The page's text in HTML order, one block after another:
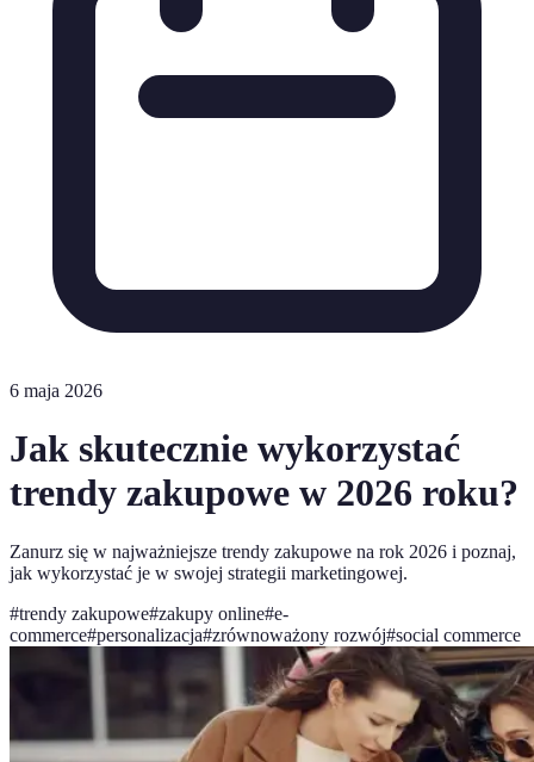
6 maja 2026
Jak skutecznie wykorzystać
trendy zakupowe w 2026 roku?
Zanurz się w najważniejsze trendy zakupowe na rok 2026 i poznaj,
jak wykorzystać je w swojej strategii marketingowej.
#trendy zakupowe#zakupy online#e-
commerce#personalizacja#zrównoważony rozwój#social commerce